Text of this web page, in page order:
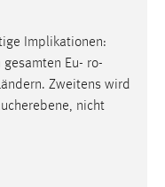
Implikationen:
Eu- ro-
Zweitens wird
nicht